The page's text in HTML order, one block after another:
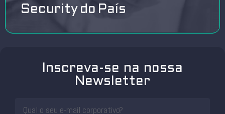
Security do País
Inscreva-se na nossa
Newsletter